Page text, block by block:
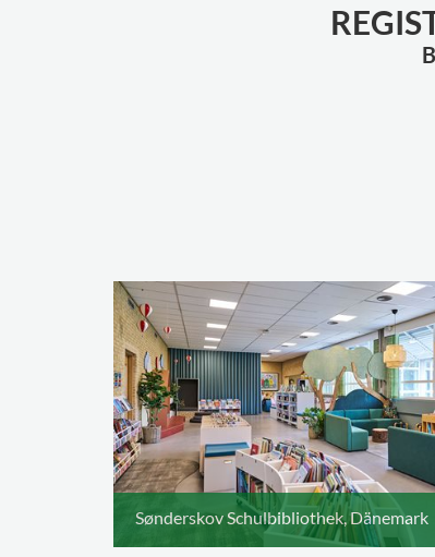
Sønderskov Schulbibliothek, Dänemark